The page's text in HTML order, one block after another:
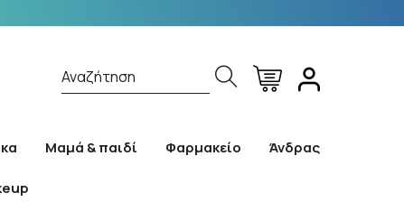
Αναζήτηση
Μαμά & παιδί Φαρμακείο Άνδρας